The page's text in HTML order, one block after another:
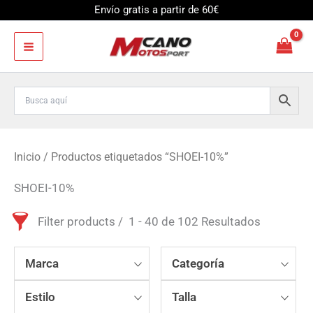
contenido
Envío gratis a partir de 60€
Inicio / Productos etiquetados “SHOEI-10%”
SHOEI-10%
Filter products 1 - 40 de 102 Resultados
Marca Categoría
Estilo Talla